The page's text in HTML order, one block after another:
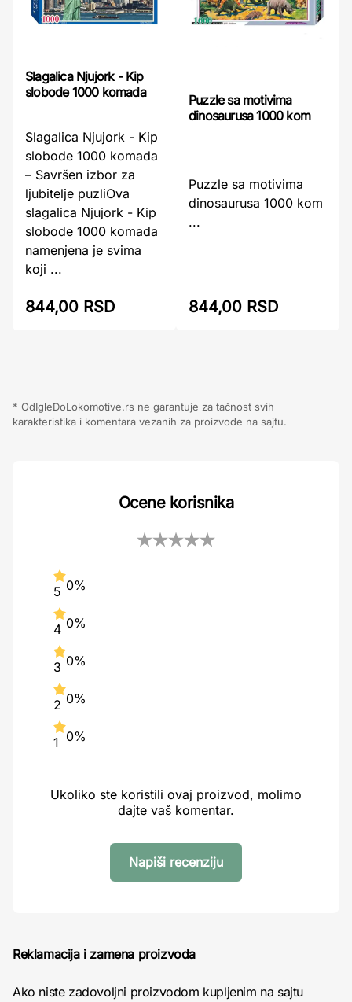
Slagalica Njujork - Kip
slobode 1000 komada
Slagalica Njujork - Kip
slobode 1000 komada
– Savršen izbor za
ljubitelje puzliOva
slagalica Njujork - Kip
slobode 1000 komada
namenjena je svima
koji ...
844,00 RSD
Puzzle sa motivima
dinosaurusa 1000 kom
Puzzle sa motivima
dinosaurusa 1000 kom
...
844,00 RSD
* OdIgleDoLokomotive.rs ne garantuje za tačnost svih
karakteristika i komentara vezanih za proizvode na sajtu.
Ocene korisnika
5 0%
4 0%
3 0%
2 0%
1 0%
Ukoliko ste koristili ovaj proizvod, molimo
dajte vaš komentar.
Napiši recenziju
Reklamacija i zamena proizvoda
Ako niste zadovoljni proizvodom kupljenim na sajtu